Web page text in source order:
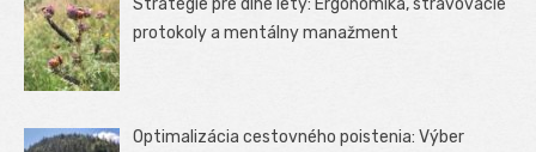
protokoly a mentálny manažment
Optimalizácia cestovného poistenia: Výber